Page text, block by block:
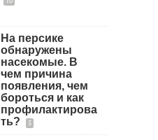
На персике
обнаружены
насекомые. В
чем причина
появления, чем
бороться и как
профилактирова
ть?
5